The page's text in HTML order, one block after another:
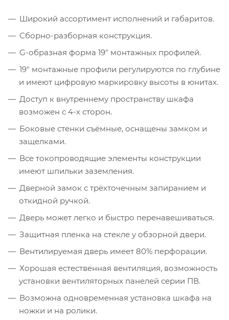
Широкий ассортимент исполнений и габаритов.
Сборно-разборная конструкция.
G-образная форма 19" монтажных профилей.
19" монтажные профили регулируются по глубине
и имеют цифровую маркировку высоты в юнитах.
Доступ к внутреннему пространству шкафа
возможен с 4-х сторон.
Боковые стенки съёмные, оснащены замком и
защелками.
Все токопроводящие элементы конструкции
имеют шпильки заземления.
Дверной замок с трёхточечным запиранием и
откидной ручкой.
Дверь может легко и быстро перенавешиваться.
Защитная пленка на стекле у обзорной двери.
Вентилируемая дверь имеет 80% перфорации.
Хорошая естественная вентиляция, возможность
установки вентиляторных панелей серии ПВ.
Возможна одновременная установка шкафа на
ножки и на ролики.